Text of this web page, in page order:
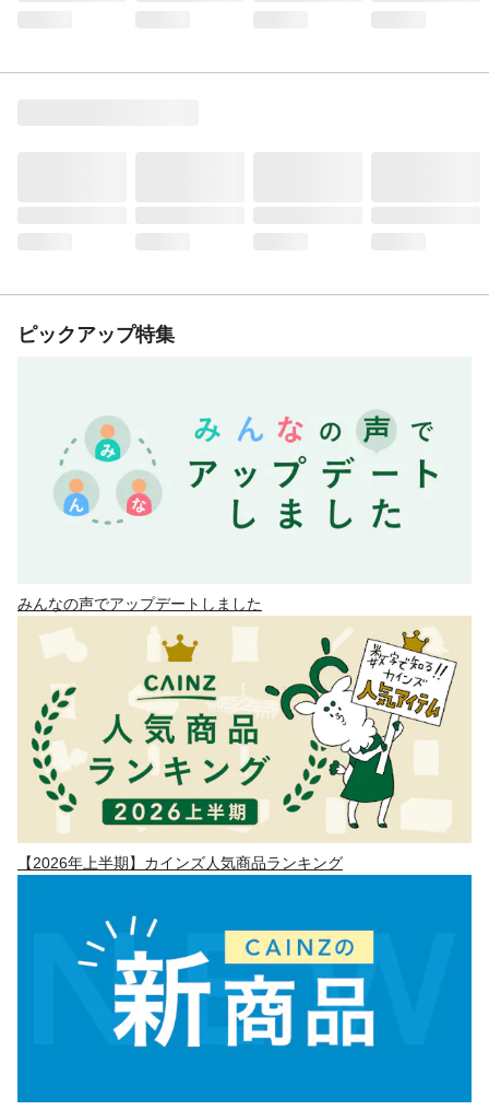
ピックアップ特集
みんなの声でアップデートしました
【2026年上半期】カインズ人気商品ランキング